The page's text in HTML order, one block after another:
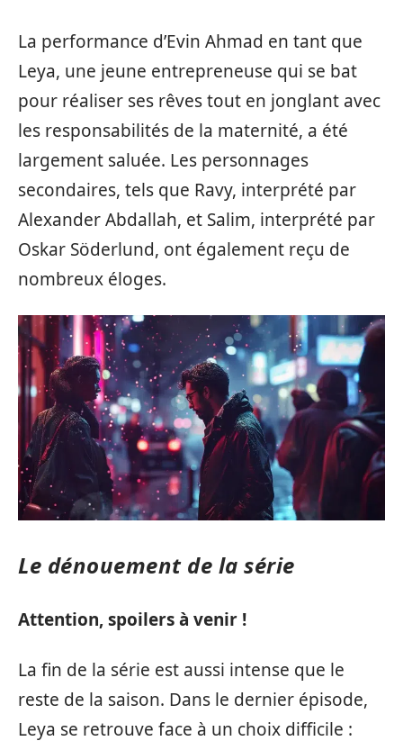
La performance d’Evin Ahmad en tant que
Leya, une jeune entrepreneuse qui se bat
pour réaliser ses rêves tout en jonglant avec
les responsabilités de la maternité, a été
largement saluée. Les personnages
secondaires, tels que Ravy, interprété par
Alexander Abdallah, et Salim, interprété par
Oskar Söderlund, ont également reçu de
nombreux éloges.
Le dénouement de la série
Attention, spoilers à venir !
La fin de la série est aussi intense que le
reste de la saison. Dans le dernier épisode,
Leya se retrouve face à un choix difficile :